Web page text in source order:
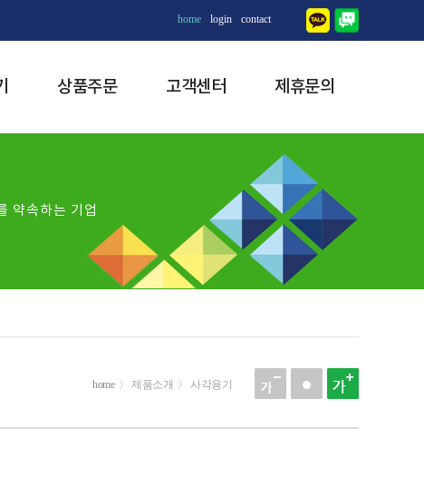
home login contact
상품주문 고객센터 제휴문의
약속하는 기업
home〉 제품소개 〉 사각용기